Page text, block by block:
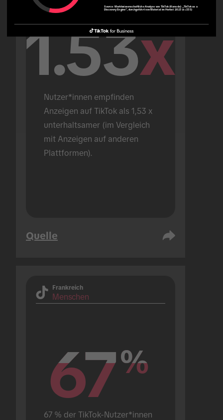
1.53x
Nutzer*innen empfinden
Anzeigen auf TikTok als 1,53 x
unterhaltsamer (im Vergleich
mit Anzeigen auf anderen
Plattformen).
Quelle
Frankreich
Menschen
67%
67%
67 % der TikTok-Nutzer*innen
Source: Marktwissenschaftliche Analyse von TikTok (Kanada): „TikTok as a
Discovery Engine“, durchgeführt von Material im Herbst 2023 (n=335)